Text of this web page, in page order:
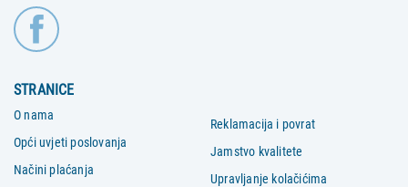
STRANICE
O nama
Opći uvjeti poslovanja
Načini plaćanja
Reklamacija i povrat
Jamstvo kvalitete
Upravljanje kolačićima